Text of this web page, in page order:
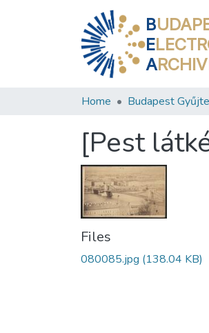
B
E
A
Home Budapest
[Pest
Files
080085.jpg (138.04 KB)